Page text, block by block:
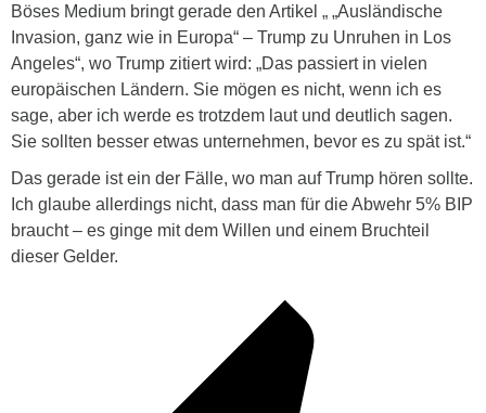
Böses Medium bringt gerade den Artikel „ „Ausländische
Invasion, ganz wie in Europa“ – Trump zu Unruhen in Los
Angeles“, wo Trump zitiert wird: „Das passiert in vielen
europäischen Ländern. Sie mögen es nicht, wenn ich es
sage, aber ich werde es trotzdem laut und deutlich sagen.
Sie sollten besser etwas unternehmen, bevor es zu spät ist.“
Das gerade ist ein der Fälle, wo man auf Trump hören sollte.
Ich glaube allerdings nicht, dass man für die Abwehr 5% BIP
braucht – es ginge mit dem Willen und einem Bruchteil
dieser Gelder.